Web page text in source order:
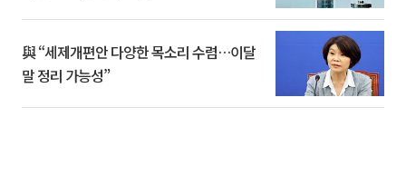
與 “세제개편안 다양한 목소리 수렴…이달
말 정리 가능성”